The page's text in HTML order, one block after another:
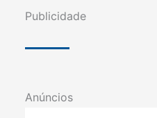
Publicidade
Anúncios